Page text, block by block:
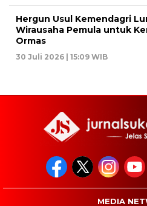
Hergun Usul Kemendagri
Wirausaha Pemula untuk
Ormas
30 Juli 2026 | 15:09 WIB
MEDIA